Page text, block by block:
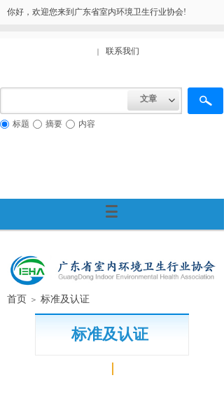
你好，欢迎您来到广东省室内环境卫生行业协会!
｜ 联系我们
文章
标题 摘要 内容
首页 ＞ 标准及认证
标准及认证